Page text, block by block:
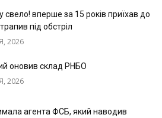
свело! вперше за 15 років приїхав до
під обстріл
2026
оновив склад РНБО
2026
агента ФСБ, який наводив